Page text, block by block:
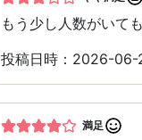
もう少し人数がいて
投稿日時：2026-06-
満足